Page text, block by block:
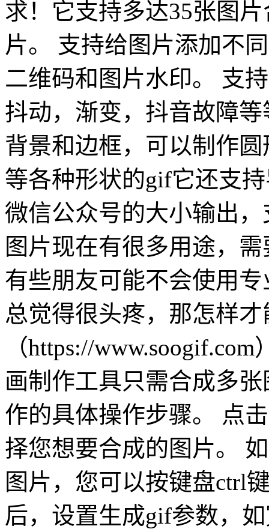
求！它支持多达35张图
片。 支持给图片添加不
二维码和图片水印。 支
抖动，渐变，抖音故障
背景和边框，可以制作
等各种形状的gif它还支
微信公众号的大小输出
图片现在有很多用途，
有些朋友可能不会使用
总觉得很头疼，那怎样
（https://
画制作工具只需合成多
作的具体操作步骤。 点
择您想要合成的图片。
图片，您可以按键盘ctrl
后，设置生成gif参数，